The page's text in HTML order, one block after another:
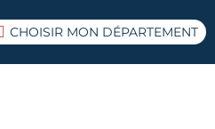
CHOISIR MON DÉPARTEMENT